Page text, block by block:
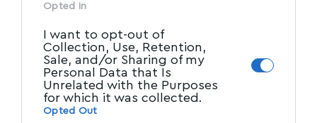
Opted In
I want to opt-out of
Collection, Use, Retention,
Sale, and/or Sharing of my
Personal Data that Is
Unrelated with the Purposes
for which it was collected.
Opted Out